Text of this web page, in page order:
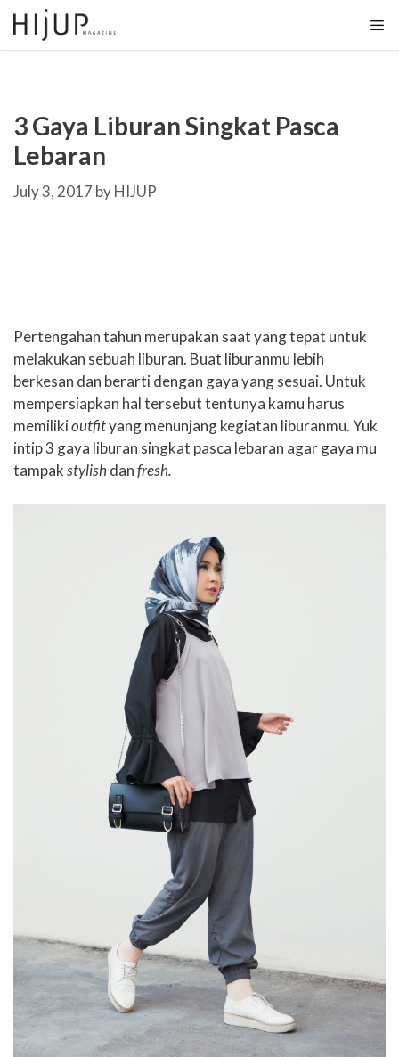
Skip
to
content
3 Gaya Liburan Singkat Pasca
Lebaran
July 3, 2017 byHIJUP
Pertengahan tahun merupakan saat yang tepat untuk
melakukan sebuah liburan. Buat liburanmu lebih
berkesan dan berarti dengan gaya yang sesuai. Untuk
mempersiapkan hal tersebut tentunya kamu harus
memilikioutfityang menunjang kegiatan liburanmu. Yuk
intip 3 gaya liburan singkat pasca lebaran agar gaya mu
tampakstylishdanfresh.